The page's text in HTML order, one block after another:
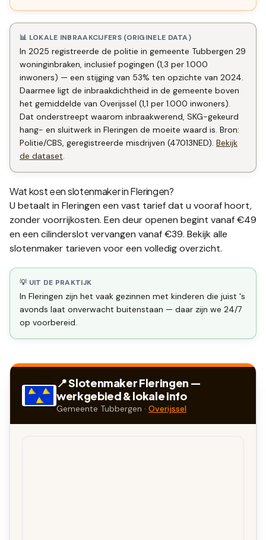
📊 LOKALE INBRAAKCIJFERS (ORIGINELE DATA)
In 2025 registreerde de politie in gemeente Tubbergen 29
woninginbraken, inclusief pogingen (1,3 per 1.000
inwoners) — een stijging van 53% ten opzichte van 2024.
Daarmee ligt de inbraakdichtheid in de gemeente boven
het gemiddelde van Overijssel (1,1 per 1.000 inwoners).
Dat onderstreept waarom inbraakwerend, SKG-gekeurd
hang- en sluitwerk in Fleringen de moeite waard is. Bron:
Politie/CBS, geregistreerde misdrijven (47013NED). Bekijk
de dataset.
Wat kost een slotenmaker inFleringen?
U betaalt in Fleringen een vast tarief dat u vooraf hoort,
zonder voorrijkosten. Een deur openen begint vanaf €49
en een cilinderslot vervangen vanaf €39. Bekijk alle
slotenmaker tarieven voor een volledig overzicht.
💡 UIT DE PRAKTIJK
In Fleringen zijn het vaak gezinnen met kinderen die juist 's
avonds laat onverwacht buitenstaan — daar zijn we 24/7
op voorbereid.
📍 SlotenmakerFleringen —
werkgebied & lokale info
Gemeente Tubbergen ·Overijssel